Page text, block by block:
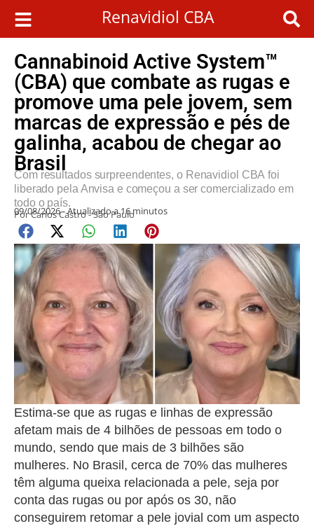
Renavidiol CBA
Cannabinoid Active System™
(CBA) que combate as rugas e
promove uma pele jovem, sem
marcas de expressão e pés de
galinha, acabou de chegar ao
Brasil
Com resultados surpreendentes, o Renavidiol CBA foi
liberado pela Anvisa e começou a ser comercializado em
todo o país.
Por Carlos Castro - São Paulo
09/08/2026 - Atualizado a 16 minutos
Estima-se que as rugas e linhas de expressão
afetam mais de 4 bilhões de pessoas em todo o
mundo, sendo que mais de 3 bilhões são
mulheres. No Brasil, cerca de 70% das mulheres
têm alguma queixa relacionada a pele, seja por
conta das rugas ou por após os 30, não
conseguirem retomar a pele jovial com um aspecto